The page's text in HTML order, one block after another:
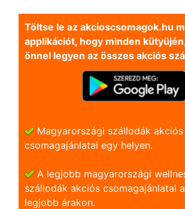
Töltse le az akcioscsomagok.hu
applikációt, hogy minden
önnel legyen az összes akciós
Magyarországi szállodák akciós
csomagajánlatai egy helyen.
A legjobb magyarországi
szállodák akciós csomagajánlatai a
legjobb árakon.